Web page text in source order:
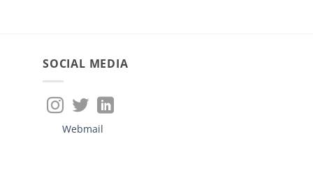
SOCIAL MEDIA
Webmail